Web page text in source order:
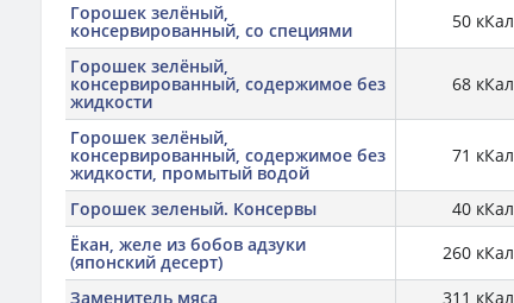
Горошек зелёный,
консервированный, со специями 50 кКал
Горошек зелёный,
консервированный, содержимое без
жидкости
68 кКал
Горошек зелёный,
консервированный, содержимое без
жидкости, промытый водой
71 кКал
Горошек зеленый. Консервы 40 кКал
Ёкан, желе из бобов адзуки
(японский десерт) 260 кКал
Заменитель мяса
311 кКал